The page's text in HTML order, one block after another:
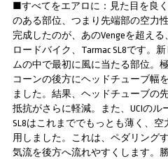
■すべてをエアロに：見た目を良
のある部位、つまり先端部の空力
完成したのが、あのVengeを超え
ロードバイク、Tarmac SL8です。
ムの中で最初に風に当たる部位。
コーンの後方にヘッドチューブ幅
ました。結果、ヘッドチューブの
抵抗がさらに軽減。また、UCIのル
SL8はこれまででもっとも薄く、
用しました。これは、ペダリング
気流を後方へ流れやすくします。